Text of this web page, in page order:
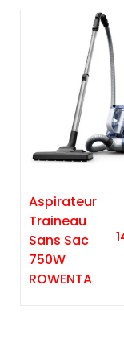
Aspirateur
Traineau
Sans Sac
750W
ROWENTA